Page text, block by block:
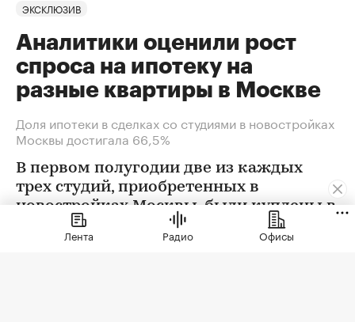
ЭКСКЛЮЗИВ
Аналитики оценили рост
спроса на ипотеку на
разные квартиры в Москве
Доля ипотеки в сделках со студиями в новостройках
Москвы достигала 66,5%
В первом полугодии две из каждых
трех студий, приобретенных в
новостройках Москвы, были куплены в
ипотеку. В сегменте трешек ипотечных
сделок менее половины, а среди
Лента Радио Офисы